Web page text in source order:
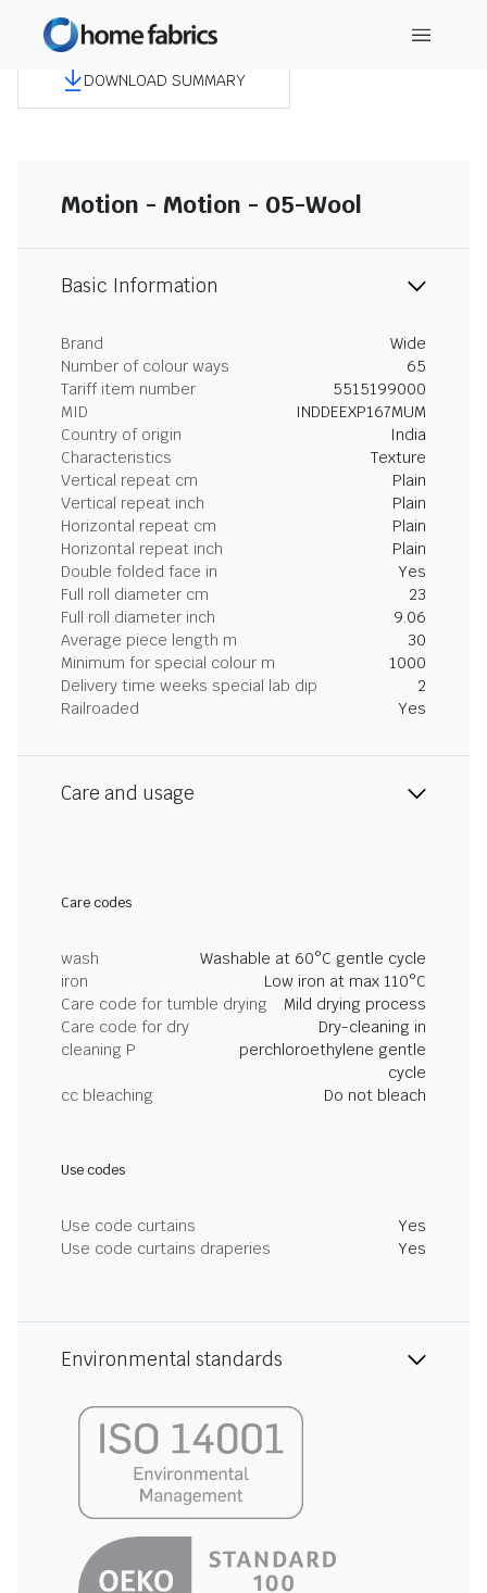
DOWNLOAD SUMMARY
Motion - Motion - 05-Wool
Basic Information
Brand
Wide
Number of colour ways
65
Tariff item number
5515199000
MID
INDDEEXP167MUM
Country of origin
India
Characteristics
Texture
Vertical repeat cm
Plain
Vertical repeat inch
Plain
Horizontal repeat cm
Plain
Horizontal repeat inch
Plain
Double folded face in
Yes
Full roll diameter cm
23
Full roll diameter inch
9.06
Average piece length m
30
Minimum for special colour m
1000
Delivery time weeks special lab dip
2
Railroaded
Yes
Care and usage
Care codes
wash
Washable at 60°C gentle cycle
iron
Low iron at max 110°C
Care code for tumble drying
Mild drying process
Care code for dry
cleaning P
Dry-cleaning in
perchloroethylene gentle
cycle
cc bleaching
Do not bleach
Use codes
Use code curtains
Yes
Use code curtains draperies
Yes
Environmental standards